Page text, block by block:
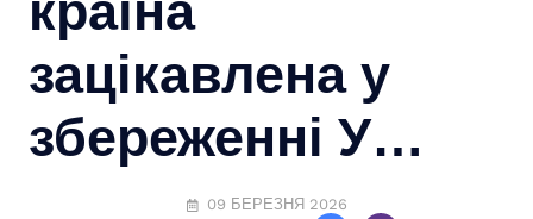
зацікавлена у
збереженні У…
09 БЕРЕЗНЯ 2026